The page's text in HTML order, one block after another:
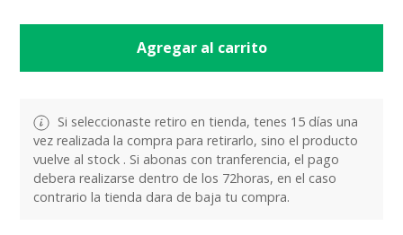
Agregar al carrito
Si seleccionaste retiro en tienda, tenes 15 días una
vez realizada la compra para retirarlo, sino el producto
vuelve al stock . Si abonas con tranferencia, el pago
debera realizarse dentro de los 72horas, en el caso
contrario la tienda dara de baja tu compra.